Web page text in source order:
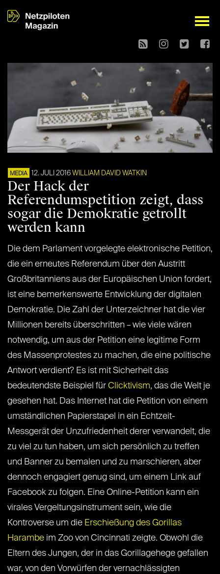
open
MEDIA 12. JULI 2016 WILLIAM DAVID WATKIN
Der Hack der
Referendumspetition zeigt, dass
sogar die Demokratie getrollt
werden kann
Die dem Parlament vorgelegte elektronische Petition,
die ein erneutes Referendum über den Austritt
Großbritanniens aus der Europäischen Union fordert,
ist eine bemerkenswerte Entwicklung der digitalen
Demokratie. Die Zahl der Unterzeichner hat die vier
Millionen bereits überschritten – wie viele wären
notwendig, um aus der Petition eine legitime Form
des Massenprotestes zu machen, die eine politische
Antwort verdient? Es ist mit Sicherheit das
bedeutendste Beispiel für Clicktivism, das die Welt je
gesehen hat. Das Internet hat die Petition von einem
umständlichen Papierstapel in ein Echtzeit-
Messgerät der Unzufriedenheit derer verwandelt, die
zu viel zu tun haben, um sich persönlich zu treffen
und Banner zu bemalen und zu marschieren, aber
dennoch engagiert genug sind, um einem Link auf
Facebook zu folgen. Eine Online-Petition kann ein
virales Vergeltungsinstrument sein, wie die
Kontroverse um die Erschießung des Gorillas
Harambe im Zoo von Cincinnati zeigte. Obwohl die
Eltern des Jungen, der in das Gorillagehege gefallen
war, von den Vorwürfen der vernachlässigten